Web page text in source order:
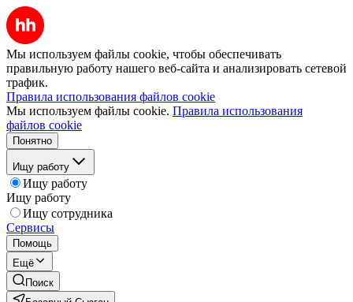
Мы используем файлы cookie, чтобы обеспечивать
правильную работу нашего веб-сайта и анализировать сетевой
трафик.
Правила использования файлов cookie
Мы используем файлы cookie. Правила использования
файлов cookie
Понятно
Ищу работу
Ищу работу
Ищу работу
Ищу сотрудника
Сервисы
Помощь
Ещё
Поиск